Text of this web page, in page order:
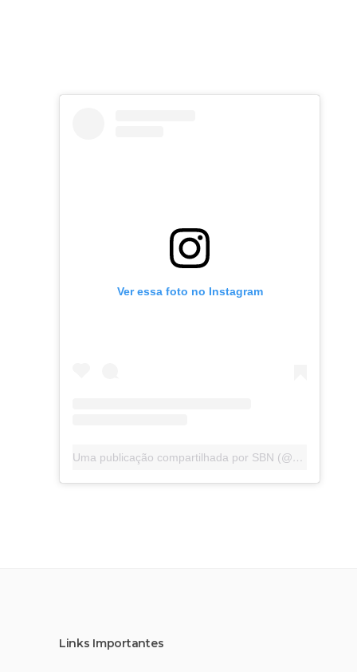
Ver essa foto no Instagram
Uma publicação compartilhada por SBN (@sbnefro)
Links Importantes